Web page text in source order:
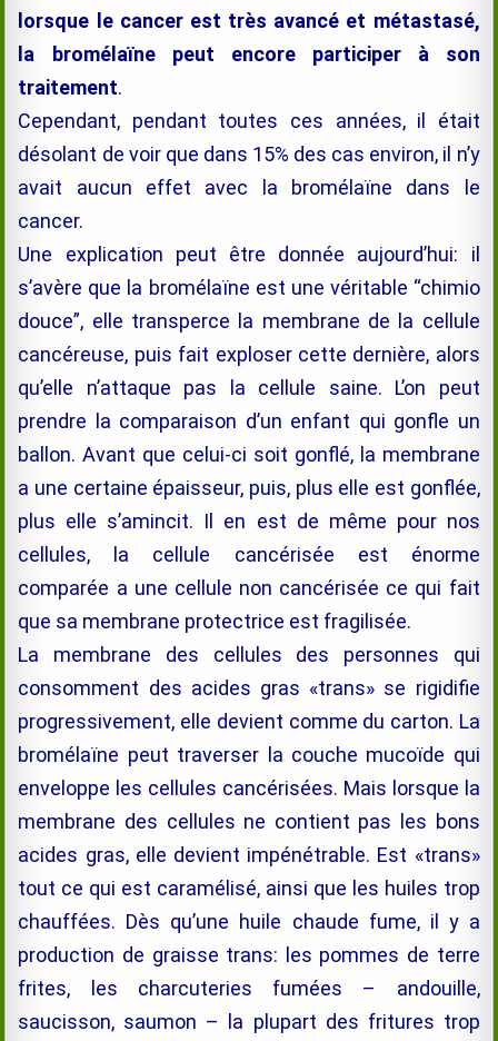
lorsque le cancer est très avancé et métastasé,
la bromélaïnepeut encore participer à son
traitement.
Cependant, pendant toutes ces années, il était
désolant de voir que dans 15% des cas environ, il n’y
avait aucun effet avec la bromélaïne dans le
cancer.
Une explication peut être donnée aujourd’hui: il
s’avère que la bromélaïne est une véritable “chimio
douce”, elle transperce la membrane de la cellule
cancéreuse, puis fait exploser cette dernière, alors
qu’elle n’attaque pas la cellule saine. L’on peut
prendre la comparaison d’un enfant qui gonfle un
ballon. Avant que celui-ci soit gonflé, la membrane
a une certaine épaisseur, puis, plus elle est gonflée,
plus elle s’amincit. Il en est de même pour nos
cellules, la cellule cancérisée est énorme
comparée a une cellule non cancérisée ce qui fait
que sa membrane protectrice est fragilisée.
La membrane des cellules des personnes qui
consomment des acides gras «trans» se rigidifie
progressivement, elle devient comme du carton. La
bromélaïne peut traverser la couche mucoïde qui
enveloppe les cellules cancérisées. Mais lorsque la
membrane des cellules ne contient pas les bons
acides gras, elle devient impénétrable. Est «trans»
tout ce qui est caramélisé, ainsi que les huiles trop
chauffées. Dès qu’une huile chaude fume, il y a
production de graisse trans: les pommes de terre
frites, les charcuteries fumées – andouille,
saucisson, saumon – la plupart des fritures trop